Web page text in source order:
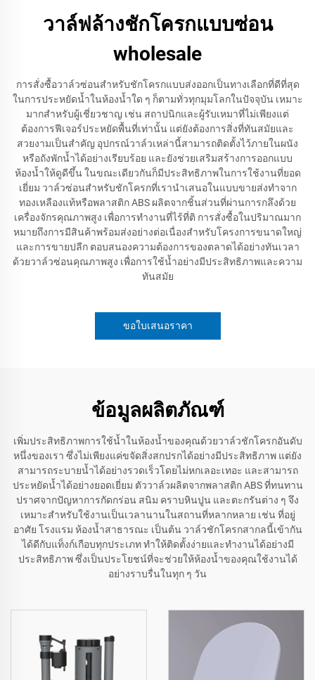
วาล์ฟล้างชักโครกแบบซ่อน
wholesale
การสั่งซื้อวาล์วซ่อนสำหรับชักโครกแบบส่งออกเป็นทางเลือกที่ดีที่สุด
ในการประหยัดน้ำในห้องน้ำใด ๆ ก็ตามทั่วทุกมุมโลกในปัจจุบัน เหมาะ
มากสำหรับผู้เชี่ยวชาญ เช่น สถาปนิกและผู้รับเหมาที่ไม่เพียงแต่
ต้องการฟีเจอร์ประหยัดพื้นที่เท่านั้น แต่ยังต้องการสิ่งที่ทันสมัยและ
สวยงามเป็นสำคัญ อุปกรณ์วาล์วเหล่านี้สามารถติดตั้งไว้ภายในผนัง
หรือถังพักน้ำได้อย่างเรียบร้อย และยังช่วยเสริมสร้างการออกแบบ
ห้องน้ำให้ดูดีขึ้น ในขณะเดียวกันก็มีประสิทธิภาพในการใช้งานที่ยอด
เยี่ยม วาล์วซ่อนสำหรับชักโครกที่เรานำเสนอในแบบขายส่งทำจาก
ทองเหลืองแท้หรือพลาสติก ABS ผลิตจากชิ้นส่วนที่ผ่านการกลึงด้วย
เครื่องจักรคุณภาพสูง เพื่อการทำงานที่ไร้ที่ติ การสั่งซื้อในปริมาณมาก
หมายถึงการมีสินค้าพร้อมส่งอย่างต่อเนื่องสำหรับโครงการขนาดใหญ่
และการขายปลีก ตอบสนองความต้องการของตลาดได้อย่างทันเวลา
ด้วยวาล์วซ่อนคุณภาพสูง เพื่อการใช้น้ำอย่างมีประสิทธิภาพและความ
ทันสมัย
ขอใบเสนอราคา
ข้อมูลผลิตภัณฑ์
เพิ่มประสิทธิภาพการใช้น้ำในห้องน้ำของคุณด้วยวาล์วชักโครกอันดับ
หนึ่งของเรา ซึ่งไม่เพียงแค่ขจัดสิ่งสกปรกได้อย่างมีประสิทธิภาพ แต่ยัง
สามารถระบายน้ำได้อย่างรวดเร็วโดยไม่หกเลอะเทอะ และสามารถ
ประหยัดน้ำได้อย่างยอดเยี่ยม ตัววาล์วผลิตจากพลาสติก ABS ที่ทนทาน
ปราศจากปัญหาการกัดกร่อน สนิม คราบหินปูน และตะกรันต่าง ๆ จึง
เหมาะสำหรับใช้งานเป็นเวลานานในสถานที่หลากหลาย เช่น ที่อยู่
อาศัย โรงแรม ห้องน้ำสาธารณะ เป็นต้น วาล์วชักโครกสากลนี้เข้ากัน
ได้ดีกับแท็งก์เกือบทุกประเภท ทำให้ติดตั้งง่ายและทำงานได้อย่างมี
ประสิทธิภาพ ซึ่งเป็นประโยชน์ที่จะช่วยให้ห้องน้ำของคุณใช้งานได้
อย่างราบรื่นในทุก ๆ วัน